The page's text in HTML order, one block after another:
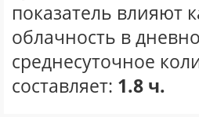
показатель влияют
облачность в
среднесуточное
составляет: 1.8 ч.